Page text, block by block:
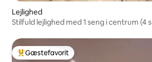
Lejlighed
Stilfuld lejlighed med 1 seng i centrum (4
Bedste gæstefavorit
Gæstefavorit